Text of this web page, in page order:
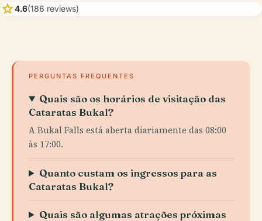
star4.6(186 reviews)
PERGUNTAS FREQUENTES
Quais são os horários de visitação das
Cataratas Bukal?
A Bukal Falls está aberta diariamente das 08:00
às 17:00.
Quanto custam os ingressos para as
Cataratas Bukal?
Quais são algumas atrações próximas